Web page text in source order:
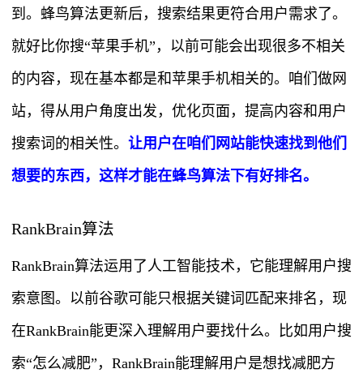
到。蜂鸟算法更新后，搜索结果更符合用户需求了。
就好比你搜“苹果手机”，以前可能会出现很多不相关
的内容，现在基本都是和苹果手机相关的。咱们做网
站，得从用户角度出发，优化页面，提高内容和用户
搜索词的相关性。 让用户在咱们网站能快速找到他们
想要的东西，这样才能在蜂鸟算法下有好排名。
RankBrain算法
RankBrain算法运用了人工智能技术，它能理解用户搜
索意图。以前谷歌可能只根据关键词匹配来排名，现
在RankBrain能更深入理解用户要找什么。比如用户搜
索“怎么减肥”，RankBrain能理解用户是想找减肥方